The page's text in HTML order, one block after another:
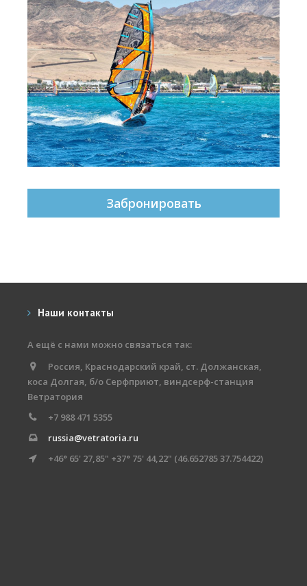
Забронировать
Наши контакты
А ещё с нами можно связаться так:
Россия, Краснодарский край, ст. Должанская,
коса Долгая, б/о Серфприют, виндсерф-станция
Ветратория
+7 988 471 5355
russia@vetratoria.ru
+46° 65' 27,85" +37° 75' 44,22" (46.652785 37.754422)